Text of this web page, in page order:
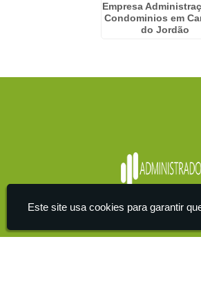
Empresa
Condominios em
do Jordão
Este site usa cookies para garantir